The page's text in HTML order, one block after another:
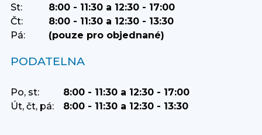
St:
8:00 - 11:30 a 12:30 - 17:00
Čt:
8:00 - 11:30 a 12:30 - 13:30
Pá:
(pouze pro objednané)
PODATELNA
Po, st:
8:00 - 11:30 a 12:30 - 17:00
Út, čt, pá:
8:00 - 11:30 a 12:30 - 13:30